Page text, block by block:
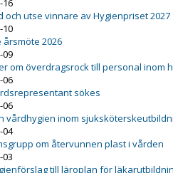
16
och utse vinnare av Hygienpriset 2027
10
årsmöte 2026
09
om överdragsrock till personal inom
06
sökes
06
vårdhygien inom
04
om återvunnen plast i vården
03
till läroplan för